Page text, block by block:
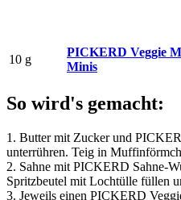
10 g
PICKERD Veggie
Minis
So wird's gemacht:
1. Butter mit Zucker und
unterrühren. Teig in
2. Sahne mit PICKERD Sahne-
Spritzbeutel mit Lochtülle füllen
3. Jeweils einen PICKERD